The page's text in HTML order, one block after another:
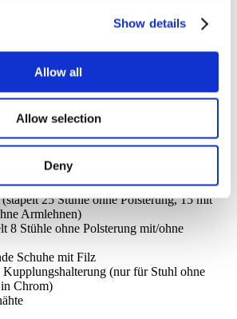
Show details
Allow all
Allow selection
Deny
ohne Polsterung oder mit
aus anthrazitfarbenem Kunststoff
4 Stühle (für Concept-Tisch und Concept-
6 Stühle (für Concept-Tisch und Concept-
cm)
25 Stühle ohne Polsterung, 15 mit
Armlehnen)
8 Stühle ohne Polsterung mit/ohne
Schuhe mit Filz
(nur für Stuhl ohne
Chrom)